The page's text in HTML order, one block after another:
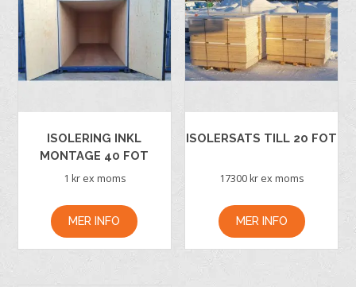
ISOLERING INKL
MONTAGE 40 FOT
1 kr ex moms
MER INFO
ISOLERSATS TILL 20 FOT
17300 kr ex moms
MER INFO